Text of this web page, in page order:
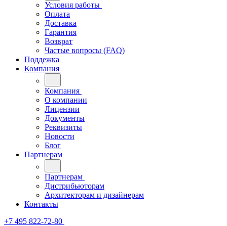
Условия работы
Оплата
Доставка
Гарантия
Возврат
Частые вопросы (FAQ)
Поддежка
Компания
Компания
О компании
Лицензии
Документы
Реквизиты
Новости
Блог
Партнерам
Партнерам
Дистрибьюторам
Архитекторам и дизайнерам
Контакты
+7 495 822-72-80